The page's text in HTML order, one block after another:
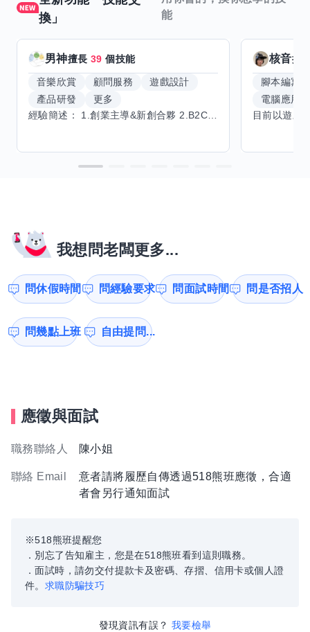
換」
能
男神擅長39 個技能
音樂欣賞 顧問服務
遊戲設計
產品研發
更多
核音擅
腳本編寫
電腦應用
我想問老闆更多...
問休假時間 問經驗要求 問面試時間 問是否招人
問幾點上班 自由提問...
應徵與面試
職務聯絡人 陳小姐
聯絡 Email
意者請將履歷自傳透過518熊班應徵，合適
者會另行通知面試
※518熊班提醒您
．別忘了告知雇主，您是在518熊班看到這則職務。
．面試時，請勿交付提款卡及密碼、存摺、信用卡或個人證
件。 求職防騙技巧
發現資訊有誤？ 我要檢舉